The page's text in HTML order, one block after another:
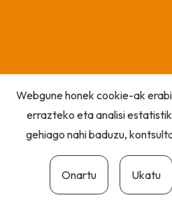
Webgune honek cookie-ak
errazteko eta analisi
gehiago nahi baduzu,
Onartu Ukatu